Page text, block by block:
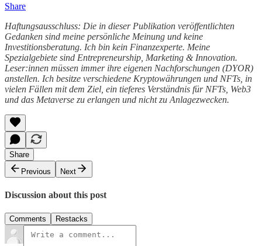
Share
Haftungsausschluss: Die in dieser Publikation veröffentlichten
Gedanken sind meine persönliche Meinung und keine
Investitionsberatung. Ich bin kein Finanzexperte. Meine
Spezialgebiete sind Entrepreneurship, Marketing & Innovation.
Leser:innen müssen immer ihre eigenen Nachforschungen (DYOR)
anstellen. Ich besitze verschiedene Kryptowährungen und NFTs, in
vielen Fällen mit dem Ziel, ein tieferes Verständnis für NFTs, Web3
und das Metaverse zu erlangen und nicht zu Anlagezwecken.
Share
Previous
Next
Discussion about this post
Comments Restacks